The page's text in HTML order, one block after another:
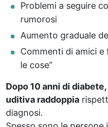
Problemi a seguire
rumorosi
Aumento graduale
Commenti di amici e
le cose”
Dopo 10 anni di
uditiva raddoppia
diagnosi.